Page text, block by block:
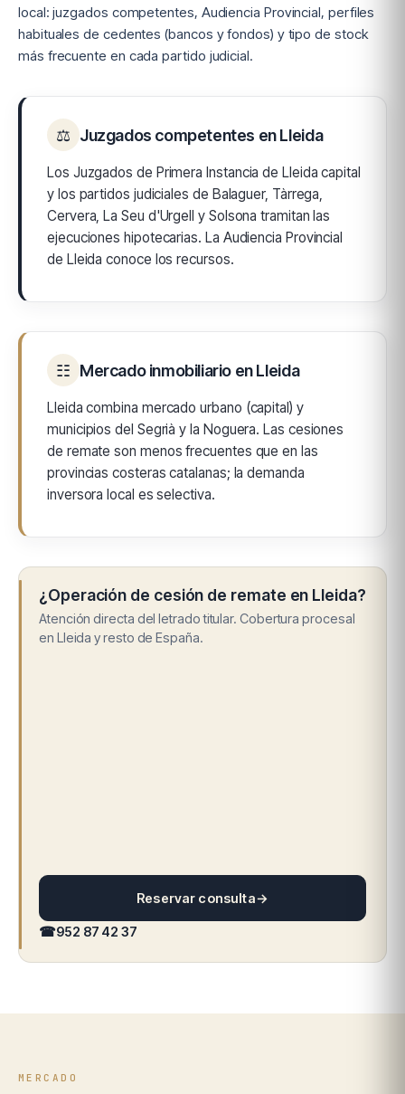
local: juzgados competentes, Audiencia Provincial, perfiles
habituales de cedentes (bancos y fondos) y tipo de stock
más frecuente en cada partido judicial.
⚖ Juzgados competentes en Lleida
Los Juzgados de Primera Instancia de Lleida capital
y los partidos judiciales de Balaguer, Tàrrega,
Cervera, La Seu d'Urgell y Solsona tramitan las
ejecuciones hipotecarias. La Audiencia Provincial
de Lleida conoce los recursos.
☷ Mercado inmobiliario en Lleida
Lleida combina mercado urbano (capital) y
municipios del Segrià y la Noguera. Las cesiones
de remate son menos frecuentes que en las
provincias costeras catalanas; la demanda
inversora local es selectiva.
¿Operación de cesión de remate en Lleida?
Atención directa del letrado titular. Cobertura procesal
en Lleida y resto de España.
Reservar consulta→
☎952 87 42 37
MERCADO